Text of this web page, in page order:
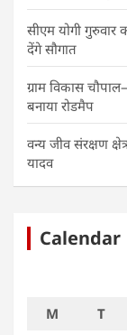
सीएम योगी गुरुवार
देंगे सौगात
ग्राम विकास
बनाया रोडमैप
वन्य जीव संरक्षण
यादव
Calendar
M
T